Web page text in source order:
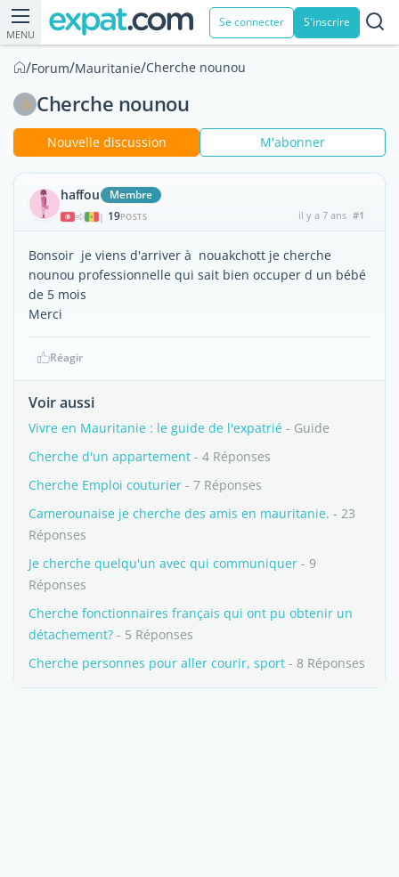
MENU
Se connecter S'inscrire
/Forum/Mauritanie/Cherche nounou
Cherche nounou
Nouvelle discussion M'abonner
haffou Membre
| 19POSTS il y a 7 ans #1
Bonsoir je viens d'arriver à nouakchott je cherche
nounou professionnelle qui sait bien occuper d un bébé
de 5 mois
Merci
Réagir
Voir aussi
Vivre en Mauritanie : le guide de l'expatrié - Guide
Cherche d'un appartement - 4 Réponses
Cherche Emploi couturier - 7 Réponses
Camerounaise je cherche des amis en mauritanie. - 23
Réponses
Je cherche quelqu'un avec qui communiquer - 9
Réponses
Cherche fonctionnaires français qui ont pu obtenir un
détachement? - 5 Réponses
Cherche personnes pour aller courir, sport - 8 Réponses